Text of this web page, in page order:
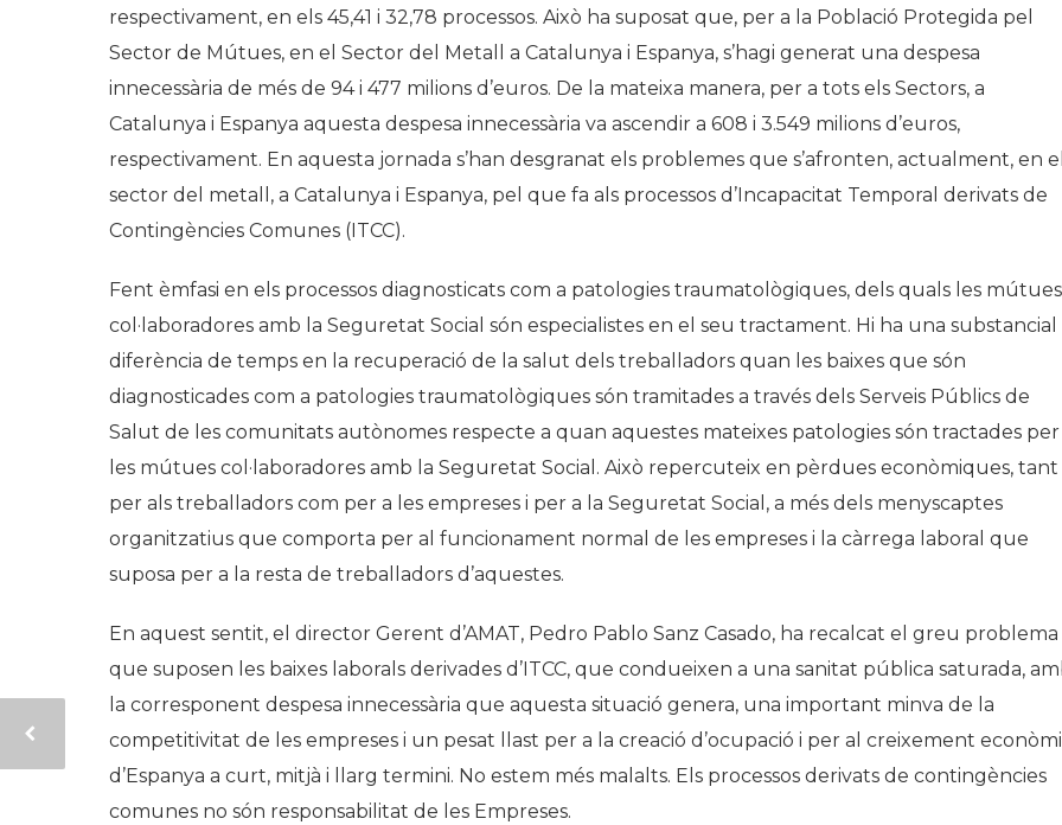
respectivament, en els 45,41 i 32,78 processos. Això ha suposat que, per a la Població Protegida pel
Sector de Mútues, en el Sector del Metall a Catalunya i Espanya, s’hagi generat una despesa
innecessària de més de 94 i 477 milions d’euros. De la mateixa manera, per a tots els Sectors, a
Catalunya i Espanya aquesta despesa innecessària va ascendir a 608 i 3.549 milions d’euros,
respectivament. En aquesta jornada s’han desgranat els problemes que s’afronten, actualment, en el
sector del metall, a Catalunya i Espanya, pel que fa als processos d’Incapacitat Temporal derivats de
Contingències Comunes (ITCC).
Fent èmfasi en els processos diagnosticats com a patologies traumatològiques, dels quals les mútues
col·laboradores amb la Seguretat Social són especialistes en el seu tractament. Hi ha una substancial
diferència de temps en la recuperació de la salut dels treballadors quan les baixes que són
diagnosticades com a patologies traumatològiques són tramitades a través dels Serveis Públics de
Salut de les comunitats autònomes respecte a quan aquestes mateixes patologies són tractades per
les mútues col·laboradores amb la Seguretat Social. Això repercuteix en pèrdues econòmiques, tant
per als treballadors com per a les empreses i per a la Seguretat Social, a més dels menyscaptes
organitzatius que comporta per al funcionament normal de les empreses i la càrrega laboral que
suposa per a la resta de treballadors d’aquestes.
En aquest sentit, el director Gerent d’AMAT, Pedro Pablo Sanz Casado, ha recalcat el greu problema
que suposen les baixes laborals derivades d’ITCC, que condueixen a una sanitat pública saturada,
la corresponent despesa innecessària que aquesta situació genera, una important minva de la
competitivitat de les empreses i un pesat llast per a la creació d’ocupació i per al creixement
d’Espanya a curt, mitjà i llarg termini. No estem més malalts. Els processos derivats de contingències
comunes no són responsabilitat de les Empreses.